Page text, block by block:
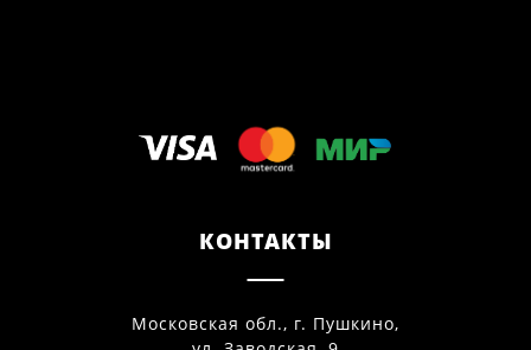
КОНТАКТЫ
Московская обл., г. Пушкино,